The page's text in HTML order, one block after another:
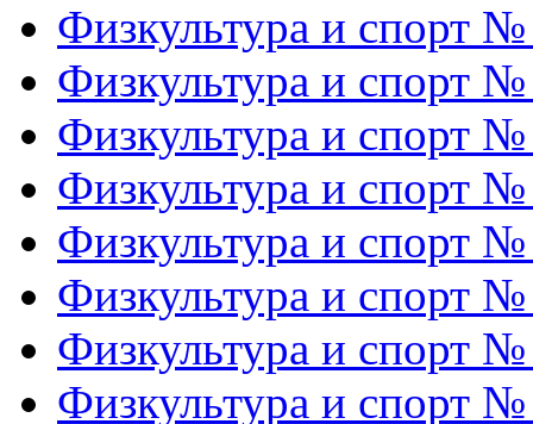
Физкультура и спорт
Физкультура и спорт
Физкультура и спорт
Физкультура и спорт
Физкультура и спорт
Физкультура и спорт
Физкультура и спорт
Физкультура и спорт